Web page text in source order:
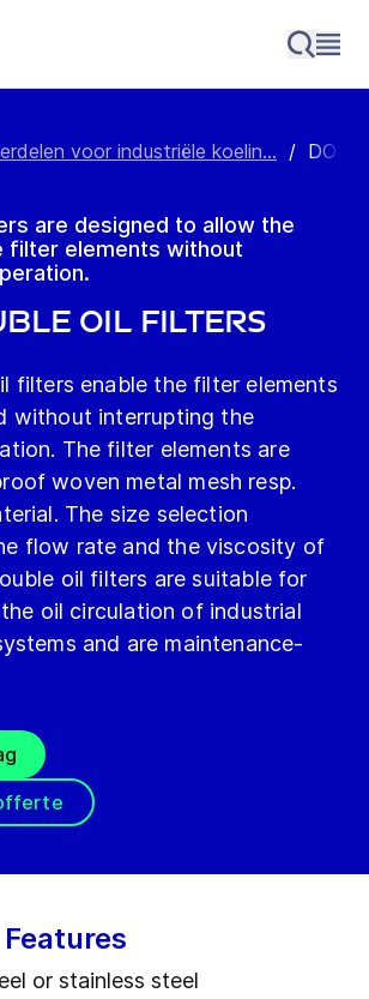
voor industriële koelin... / DOF
are designed to allow the
filter elements without
Oil Filters
filters enable the filter elements
without interrupting the
The filter elements are
woven metal mesh resp.
The size selection
flow rate and the viscosity of
oil filters are suitable for
oil circulation of industrial
and are maintenance-
or stainless steel